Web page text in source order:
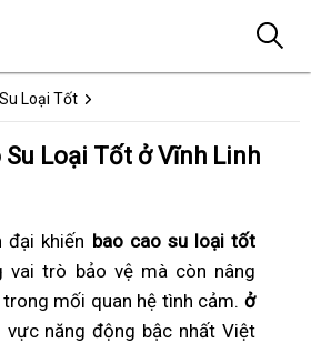
Loại Tốt
Su Loại Tốt ở Vĩnh Linh
đại khiến bao cao su loại tốt
vai trò bảo vệ mà còn nâng
mối quan hệ tình cảm. ở
năng động bậc nhất Việt